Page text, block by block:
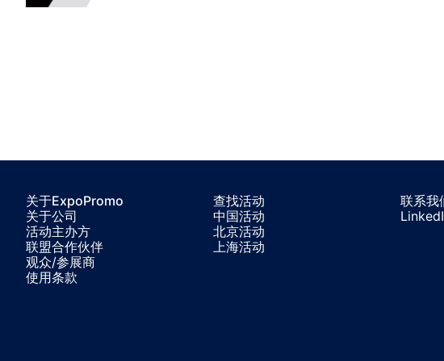
关于ExpoPromo
关于公司
活动主办方
联盟合作伙伴
观众/参展商
使用条款
查找活动
中国活动
北京活动
上海活动
联系我